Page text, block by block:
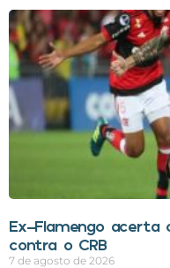
Ex-Flamengo acerta
contra o CRB
7 de agosto de 2026